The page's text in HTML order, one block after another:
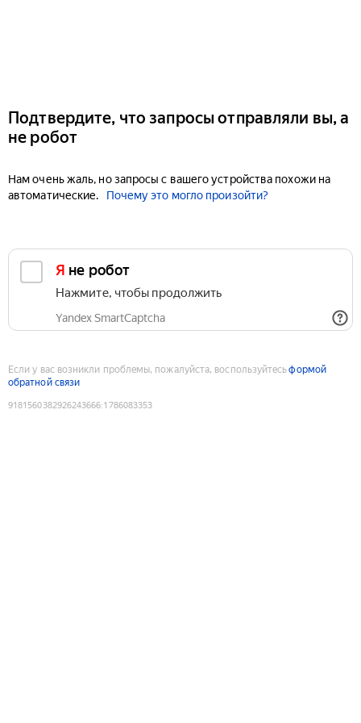
Подтвердите, что запросы отправляли вы, а
не робот
Нам очень жаль, но запросы с вашего устройства похожи на
автоматические.
Почему это могло произойти?
Я не робот
Нажмите, чтобы продолжить
Yandex SmartCaptcha
Если у вас возникли проблемы, пожалуйста, воспользуйтесьформой
обратной связи
9181560382926243666:1786083353